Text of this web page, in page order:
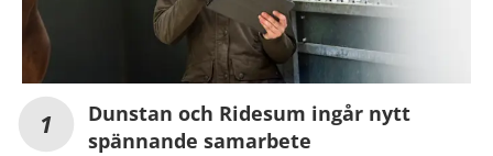
Dunstan och Ridesum ingår nytt
spännande samarbete